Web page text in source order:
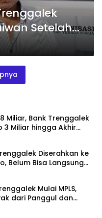
Setelah
Miliar, Bank Trenggalek
3 Miliar hingga Akhir
Diserahkan ke
Belum Bisa Langsung
Mulai MPLS,
dari Panggul dan